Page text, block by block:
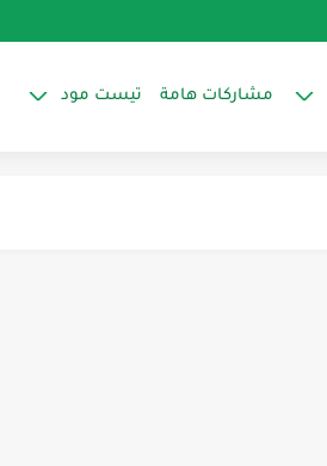
مشاركات هامة تيست مود